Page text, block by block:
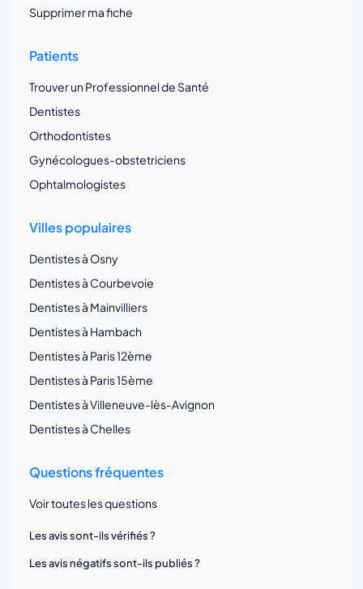
Supprimer ma fiche
Patients
Trouver un Professionnel de Santé
Dentistes
Orthodontistes
Gynécologues-obstetriciens
Ophtalmologistes
Villes populaires
Dentistes à Osny
Dentistes à Courbevoie
Dentistes à Mainvilliers
Dentistes à Hambach
Dentistes à Paris 12ème
Dentistes à Paris 15ème
Dentistes à Villeneuve-lès-Avignon
Dentistes à Chelles
Questions fréquentes
Voir toutes les questions
Les avis sont-ils vérifiés ?
Les avis négatifs sont-ils publiés ?